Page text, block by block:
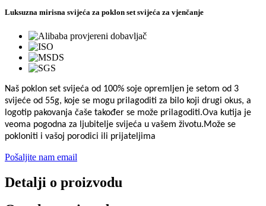
Luksuzna mirisna svijeća za poklon set svijeća za vjenčanje
Naš poklon set svijeća od 100% soje opremljen je setom od 3
svijeće od 55g, koje se mogu prilagoditi za bilo koji drugi okus, a
logotip pakovanja čaše također se može prilagoditi.Ova kutija je
veoma pogodna za ljubitelje svijeća u vašem životu.Može se
pokloniti i vašoj porodici ili prijateljima
Pošaljite nam email
Detalji o proizvodu